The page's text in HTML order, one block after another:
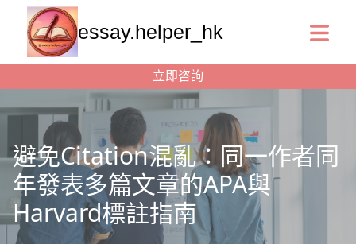
essay.helper_hk
立即咨詢
避免Citation混亂：同一作者同
年發表多篇文章的APA與
Harvard標註指南